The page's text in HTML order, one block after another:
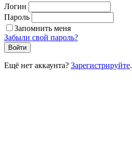
Логин
Пароль
Запомнить меня
Забыли свой пароль?
Войти
Ещё нет аккаунта? Зарегистрируйте.